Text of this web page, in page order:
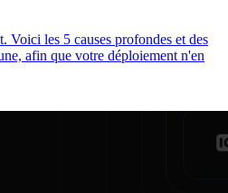
Voici les 5 causes profondes et des
afin que votre déploiement n'en